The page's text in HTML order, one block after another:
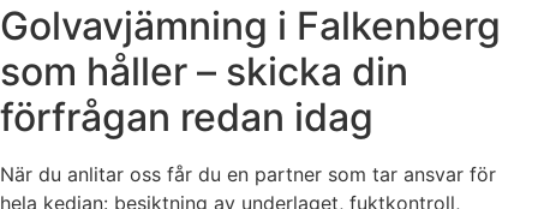
Golvavjämning i Falkenberg
som håller – skicka din
förfrågan redan idag
När du anlitar oss får du en partner som tar ansvar för
hela kedjan: besiktning av underlaget, fuktkontroll,